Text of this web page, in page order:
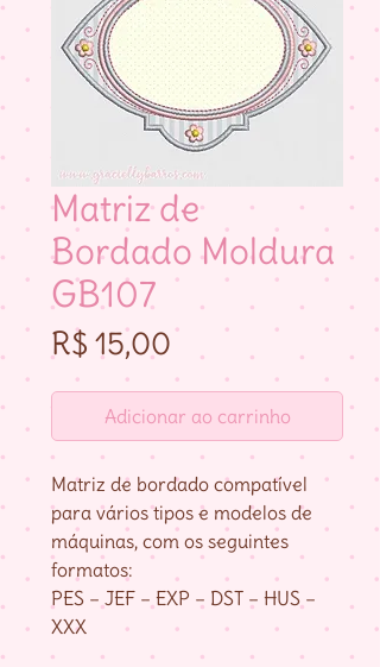
Matriz de
Bordado Moldura
GB107
R$ 15,00Preço
Adicionar ao carrinho
Matriz de bordado compatível
para vários tipos e modelos de
máquinas, com os seguintes
formatos:
PES – JEF – EXP – DST – HUS –
XXX